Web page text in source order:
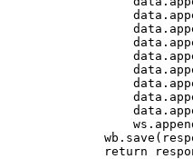
return